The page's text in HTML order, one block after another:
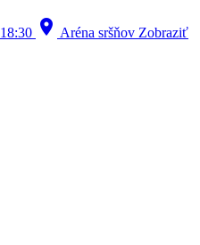
18:30 location_on Aréna sršňov Zobraziť